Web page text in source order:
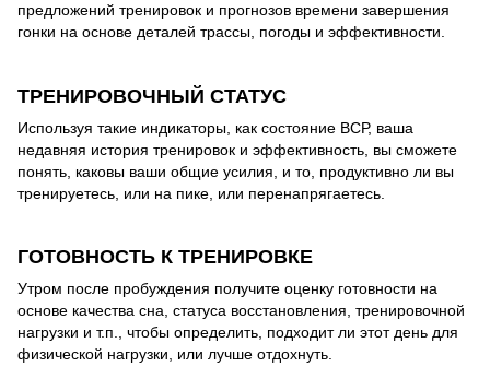
предложений тренировок и прогнозов времени завершения
гонки на основе деталей трассы, погоды и эффективности.
ТРЕНИРОВОЧНЫЙ СТАТУС
Используя такие индикаторы, как состояние ВСР, ваша
недавняя история тренировок и эффективность, вы сможете
понять, каковы ваши общие усилия, и то, продуктивно ли вы
тренируетесь, или на пике, или перенапрягаетесь.
ГОТОВНОСТЬ К ТРЕНИРОВКЕ
Утром после пробуждения получите оценку готовности на
основе качества сна, статуса восстановления, тренировочной
нагрузки и т.п., чтобы определить, подходит ли этот день для
физической нагрузки, или лучше отдохнуть.